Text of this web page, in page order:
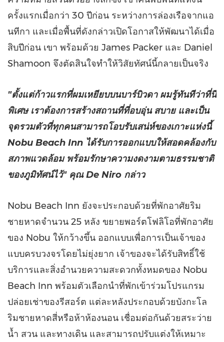
ครั้งแรกเมื่อกว่า 30 ปีก่อน ระหว่างการล่องเรือจากแอ
นทีกา และเมื่อพื้นที่ดังกล่าวเปิดโอกาสให้พัฒนาได้เมื่อ
สิบปีก่อน เขา พร้อมด้วย James Packer และ Daniel
Shamoon จึงตัดสินใจทำให้วิสัยทัศน์นี้กลายเป็นจริง
"ตั้งแต่ก้าวแรกที่ผมเหยียบบนบาร์บิวดา ผมรู้ทันทีว่าที่นี่
พิเศษ เราต้องการสร้างสถานที่ที่อบอุ่น สบาย และเป็น
จุดรวมตัวที่ทุกคนสามารถโอบรับเสน่ห์ของเกาะแห่งนี้
Nobu Beach Inn ได้รับการออกแบบให้สอดคล้องกับ
สภาพแวดล้อม พร้อมรักษาความงดงามตามธรรมชาติ
ของภูมิทัศน์ไว้" คุณ De Niro กล่าว
Nobu Beach Inn ยังจะประกอบด้วยที่พักอาศัยริม
ชายหาดจำนวน 25 หลัง ขยายพอร์ตโฟลิโอที่พักอาศัย
ของ Nobu ให้กว้างขึ้น ออกแบบเพื่อการเป็นเจ้าของ
แบบครบวงจรโดยไม่ยุ่งยาก เจ้าของจะได้รับสิทธิ์ใช้
บริการและสิ่งอำนวยความสะดวกทั้งหมดของ Nobu
Beach Inn พร้อมตัวเลือกนำที่พักเข้าร่วมโปรแกรม
ปล่อยเช่าของรีสอร์ต แต่ละหลังประกอบด้วยบังกะโล
ริมชายหาดสี่หรือห้าห้องนอน เชื่อมต่อกันด้วยสระว่าย
น้ำ สวน และทางเดิน และสามารถปรับแต่งให้เหมาะ